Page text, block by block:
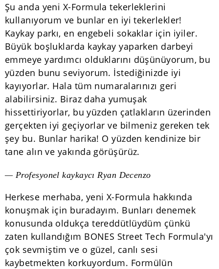
Şu anda yeni X-Formula tekerleklerini
kullanıyorum ve bunlar en iyi tekerlekler!
Kaykay parkı, en engebeli sokaklar için iyiler.
Büyük boşluklarda kaykay yaparken darbeyi
emmeye yardımcı olduklarını düşünüyorum, bu
yüzden bunu seviyorum. İstediğinizde iyi
kayıyorlar. Hala tüm numaralarınızı geri
alabilirsiniz. Biraz daha yumuşak
hissettiriyorlar, bu yüzden çatlakların üzerinden
gerçekten iyi geçiyorlar ve bilmeniz gereken tek
şey bu. Bunlar harika! O yüzden kendinize bir
tane alın ve yakında görüşürüz.
— Profesyonel kaykaycı Ryan Decenzo
Herkese merhaba, yeni X-Formula hakkında
konuşmak için buradayım. Bunları denemek
konusunda oldukça tereddütlüydüm çünkü
zaten kullandığım BONES Street Tech Formula'yı
çok sevmiştim ve o güzel, canlı sesi
kaybetmekten korkuyordum. Formülün